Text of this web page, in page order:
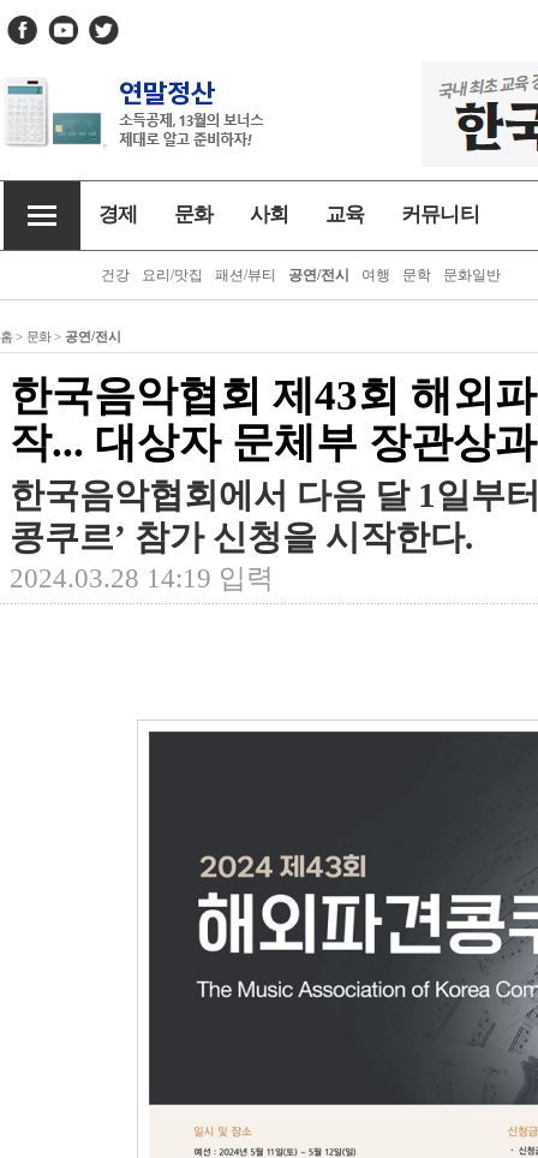
경제 문화 사회 교육 커뮤니티
건강 요리/맛집 패션/뷰티 공연/전시 여행 문학 문화일반
홈 > 문화> 공연/전시
한국음악협회 제43회 해외
작... 대상자 문체부 장관상
한국음악협회에서 다음 달 1일부
콩쿠르’ 참가 신청을 시작한다.
2024.03.28 14:19 입력